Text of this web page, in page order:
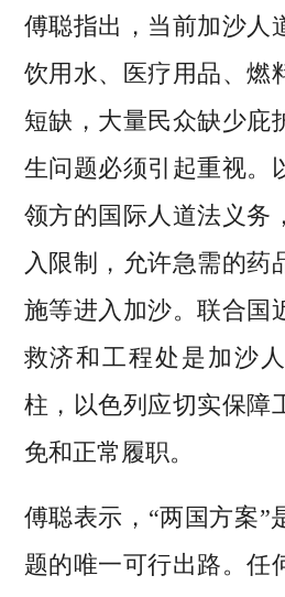
傅聪指出，当前加沙人
饮用水、医疗用品、燃
短缺，大量民众缺少庇
生问题必须引起重视。
领方的国际人道法义务
入限制，允许急需的药
施等进入加沙。联合国
救济和工程处是加沙
柱，以色列应切实保障
免和正常履职。
傅聪表示，“两国方案”
题的唯一可行出路。任